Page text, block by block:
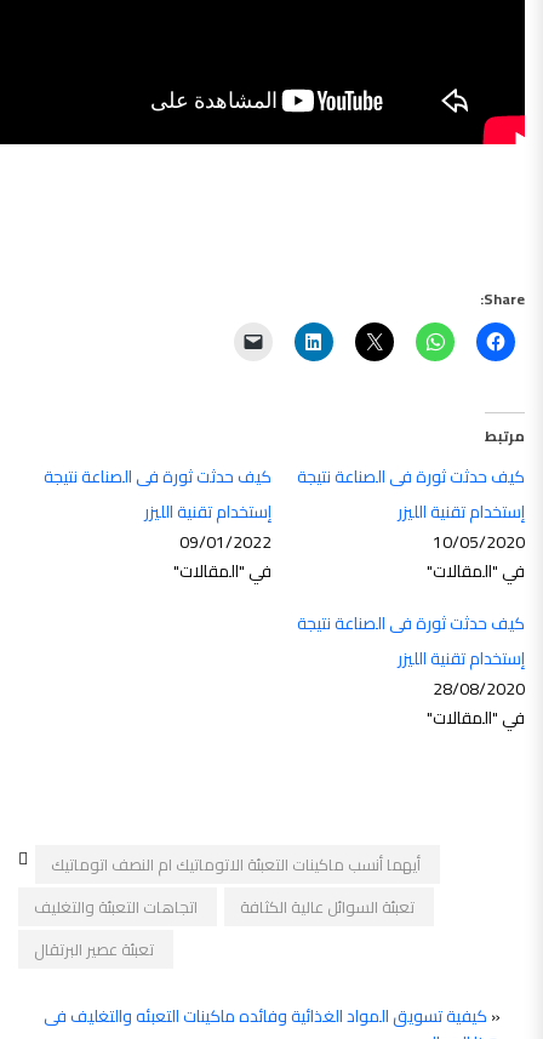
Share:
مرتبط
كيف حدثت ثورة فى الصناعة نتيجة
إستخدام تقنية الليزر
10/05/2020
في "المقالات"
كيف حدثت ثورة فى الصناعة نتيجة
إستخدام تقنية الليزر
09/01/2022
في "المقالات"
كيف حدثت ثورة فى الصناعة نتيجة
إستخدام تقنية الليزر
28/08/2020
في "المقالات"
أيهما أنسب ماكينات التعبئة الاتوماتيك ام النصف اتوماتيك
اتجاهات التعبئة والتغليف
تعبئة السوائل عالية الكثافة
تعبئة عصير البرتقال
«كيفية تسويق المواد الغذائية وفائده ماكينات التعبئه والتغليف فى